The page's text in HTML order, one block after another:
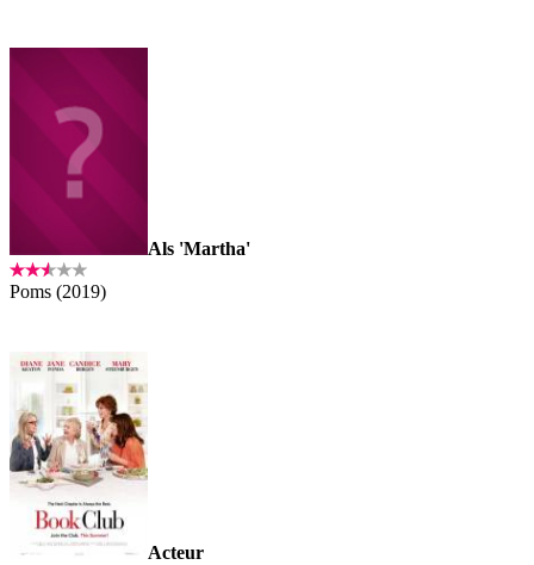
Als 'Martha'
Poms (2019)
Acteur